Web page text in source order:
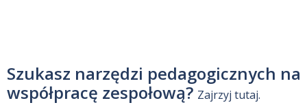
Szukasz narzędzi pedagogicznych na
współpracę zespołową? Zajrzyj tutaj.